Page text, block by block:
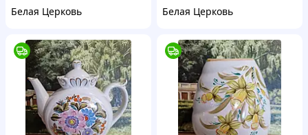
Белая Церковь
Белая Церковь